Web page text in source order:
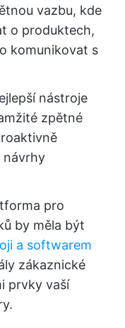
vazbu, kde
o produktech,
komunikovat s
nástroje
zpětné
návrhy
pro
by měla být
a softwarem
zákaznické
prvky vaší